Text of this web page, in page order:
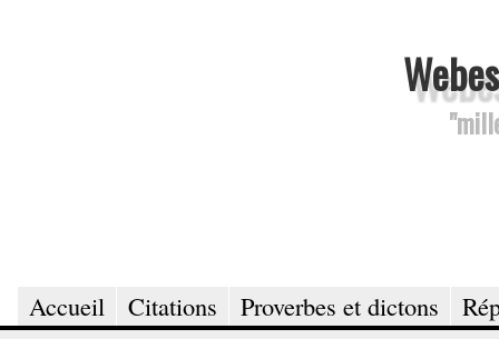
Accueil Citations Proverbes et dictons